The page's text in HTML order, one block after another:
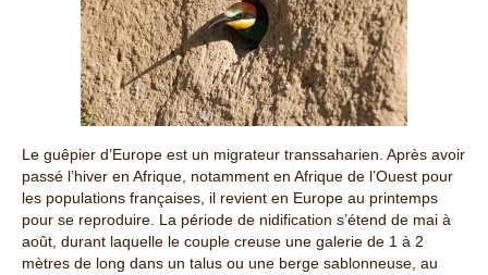
Le guêpier d’Europe est un migrateur transsaharien. Après avoir
passé l’hiver en Afrique, notamment en Afrique de l’Ouest pour
les populations françaises, il revient en Europe au printemps
pour se reproduire. La période de nidification s’étend de mai à
août, durant laquelle le couple creuse une galerie de 1 à 2
mètres de long dans un talus ou une berge sablonneuse, au